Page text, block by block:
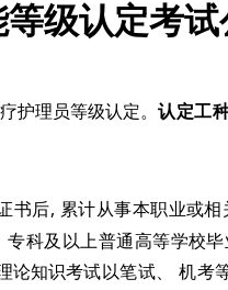
级认定考
护理员等级认定。 认定工
书后, 累计从事本职业或相
专科及以上普通高等学校毕
论知识考试以笔试、 机考